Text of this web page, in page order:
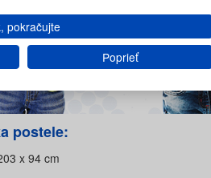
postele:
x 94 cm
pokračujte
Poprieť